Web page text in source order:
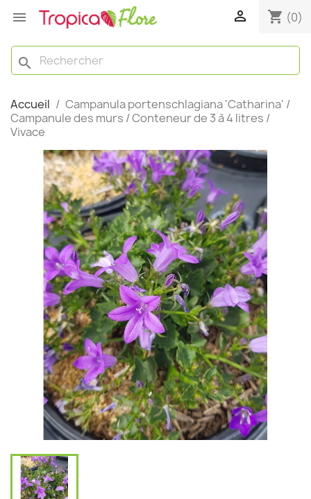
  shopping_cart (0)
search
Accueil
Campanula portenschlagiana 'Catharina' /
Campanule des murs / Conteneur de 3 à 4 litres /
Vivace